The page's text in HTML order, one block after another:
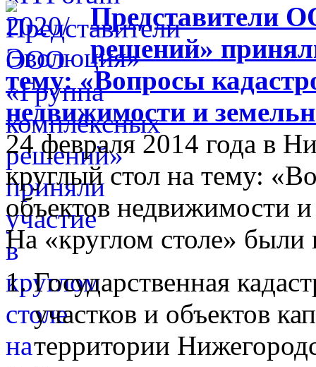
Представители
решений»
тему: «Вопросы
недвижимости и
24 февраля 2014 года в
круглый стол на тему:
объектов недвижимости
На «круглом столе»
Государственная
участков и объектов
территории